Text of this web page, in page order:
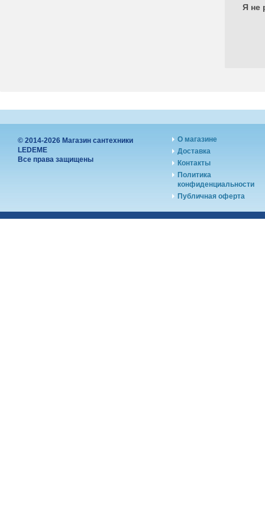
Я не
© 2014-2026 Магазин сантехники
LEDEME
Все права защищены
О магазине
Доставка
Контакты
Политика
конфиденциальности
Публичная оферта